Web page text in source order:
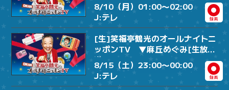
8/10（月）01:00〜02:00
J:テレ
録画
[生]笑福亭鶴光のオールナイトニ
ッポンTV ▼麻丘めぐみ[生放
送]
8/15（土）23:00〜00:00
J:テレ
録画